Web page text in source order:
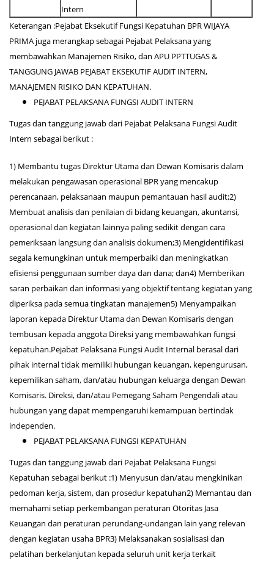
Intern
Keterangan :Pejabat Eksekutif Fungsi Kepatuhan BPR WIJAYA
PRIMA juga merangkap sebagai Pejabat Pelaksana yang
membawahkan Manajemen Risiko, dan APU PPTTUGAS &
TANGGUNG JAWAB PEJABAT EKSEKUTIF AUDIT INTERN,
MANAJEMEN RISIKO DAN KEPATUHAN.
PEJABAT PELAKSANA FUNGSI AUDIT INTERN
Tugas dan tanggung jawab dari Pejabat Pelaksana Fungsi Audit
Intern sebagai berikut :
1) Membantu tugas Direktur Utama dan Dewan Komisaris dalam
melakukan pengawasan operasional BPR yang mencakup
perencanaan, pelaksanaan maupun pemantauan hasil audit;2)
Membuat analisis dan penilaian di bidang keuangan, akuntansi,
operasional dan kegiatan lainnya paling sedikit dengan cara
pemeriksaan langsung dan analisis dokumen;3) Mengidentifikasi
segala kemungkinan untuk memperbaiki dan meningkatkan
efisiensi penggunaan sumber daya dan dana; dan4) Memberikan
saran perbaikan dan informasi yang objektif tentang kegiatan yang
diperiksa pada semua tingkatan manajemen5) Menyampaikan
laporan kepada Direktur Utama dan Dewan Komisaris dengan
tembusan kepada anggota Direksi yang membawahkan fungsi
kepatuhan.Pejabat Pelaksana Fungsi Audit Internal berasal dari
pihak internal tidak memiliki hubungan keuangan, kepengurusan,
kepemilikan saham, dan/atau hubungan keluarga dengan Dewan
Komisaris. Direksi, dan/atau Pemegang Saham Pengendali atau
hubungan yang dapat mempengaruhi kemampuan bertindak
independen.
PEJABAT PELAKSANA FUNGSI KEPATUHAN
Tugas dan tanggung jawab dari Pejabat Pelaksana Fungsi
Kepatuhan sebagai berikut :1) Menyusun dan/atau mengkinikan
pedoman kerja, sistem, dan prosedur kepatuhan2) Memantau dan
memahami setiap perkembangan peraturan Otoritas Jasa
Keuangan dan peraturan perundang-undangan lain yang relevan
dengan kegiatan usaha BPR3) Melaksanakan sosialisasi dan
pelatihan berkelanjutan kepada seluruh unit kerja terkait